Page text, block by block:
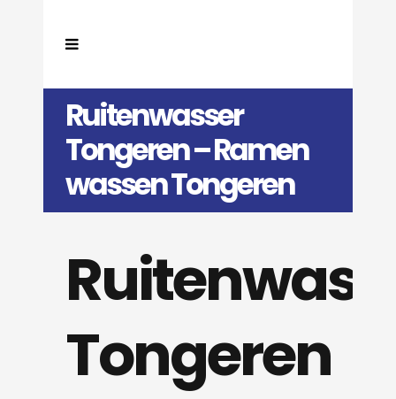
Ruitenwasser
Tongeren – Ramen
wassen Tongeren
Tongeren